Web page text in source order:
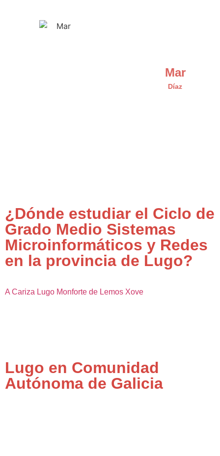
Mar
Díaz
¿Dónde estudiar el Ciclo de
Grado Medio Sistemas
Microinformáticos y Redes
en la provincia de Lugo?
A Cariza Lugo Monforte de Lemos Xove
Lugo en Comunidad
Autónoma de Galicia